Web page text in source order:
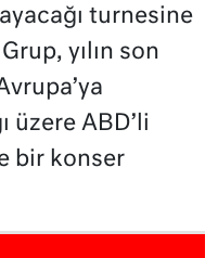
turnesine
yılın son
üzere ABD’li
bir konser